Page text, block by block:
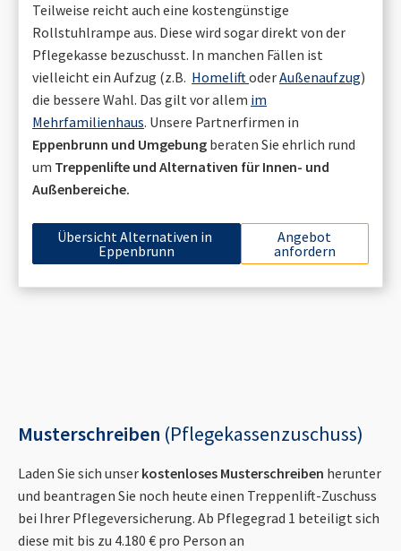
Teilweise reicht auch eine kostengünstige
Rollstuhlrampe aus. Diese wird sogar direkt von der
Pflegekasse bezuschusst. In manchen Fällen ist
vielleicht ein Aufzug (z.B. HomeliftoderAußenaufzug)
die bessere Wahl. Das gilt vor allem im
Mehrfamilienhaus. Unsere Partnerfirmen in
Eppenbrunn und Umgebung beraten Sie ehrlich rund
um Treppenlifte und Alternativen für Innen- und
Außenbereiche.
Übersicht Alternativen in
Eppenbrunn
Angebot
anfordern
Musterschreiben (Pflegekassenzuschuss)
Laden Sie sich unser kostenloses Musterschreiben herunter
und beantragen Sie noch heute einen Treppenlift-Zuschuss
bei Ihrer Pflegeversicherung. Ab Pflegegrad 1 beteiligt sich
diese mit bis zu 4.180 € pro Person an